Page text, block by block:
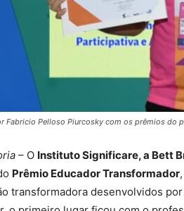
Fabricio Pelloso Piurcosky com os prêmios do
– O Instituto Significare, a Bett
Prêmio Educador Transformador
transformadora desenvolvidos